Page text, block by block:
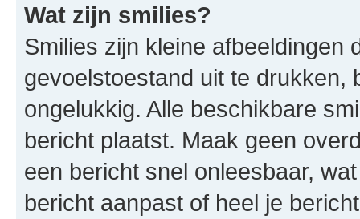
Wat zijn smilies?
Smilies zijn kleine afbeeldingen
gevoelstoestand uit te drukken,
ongelukkig. Alle beschikbare
bericht plaatst. Maak geen
een bericht snel onleesbaar,
bericht aanpast of heel je